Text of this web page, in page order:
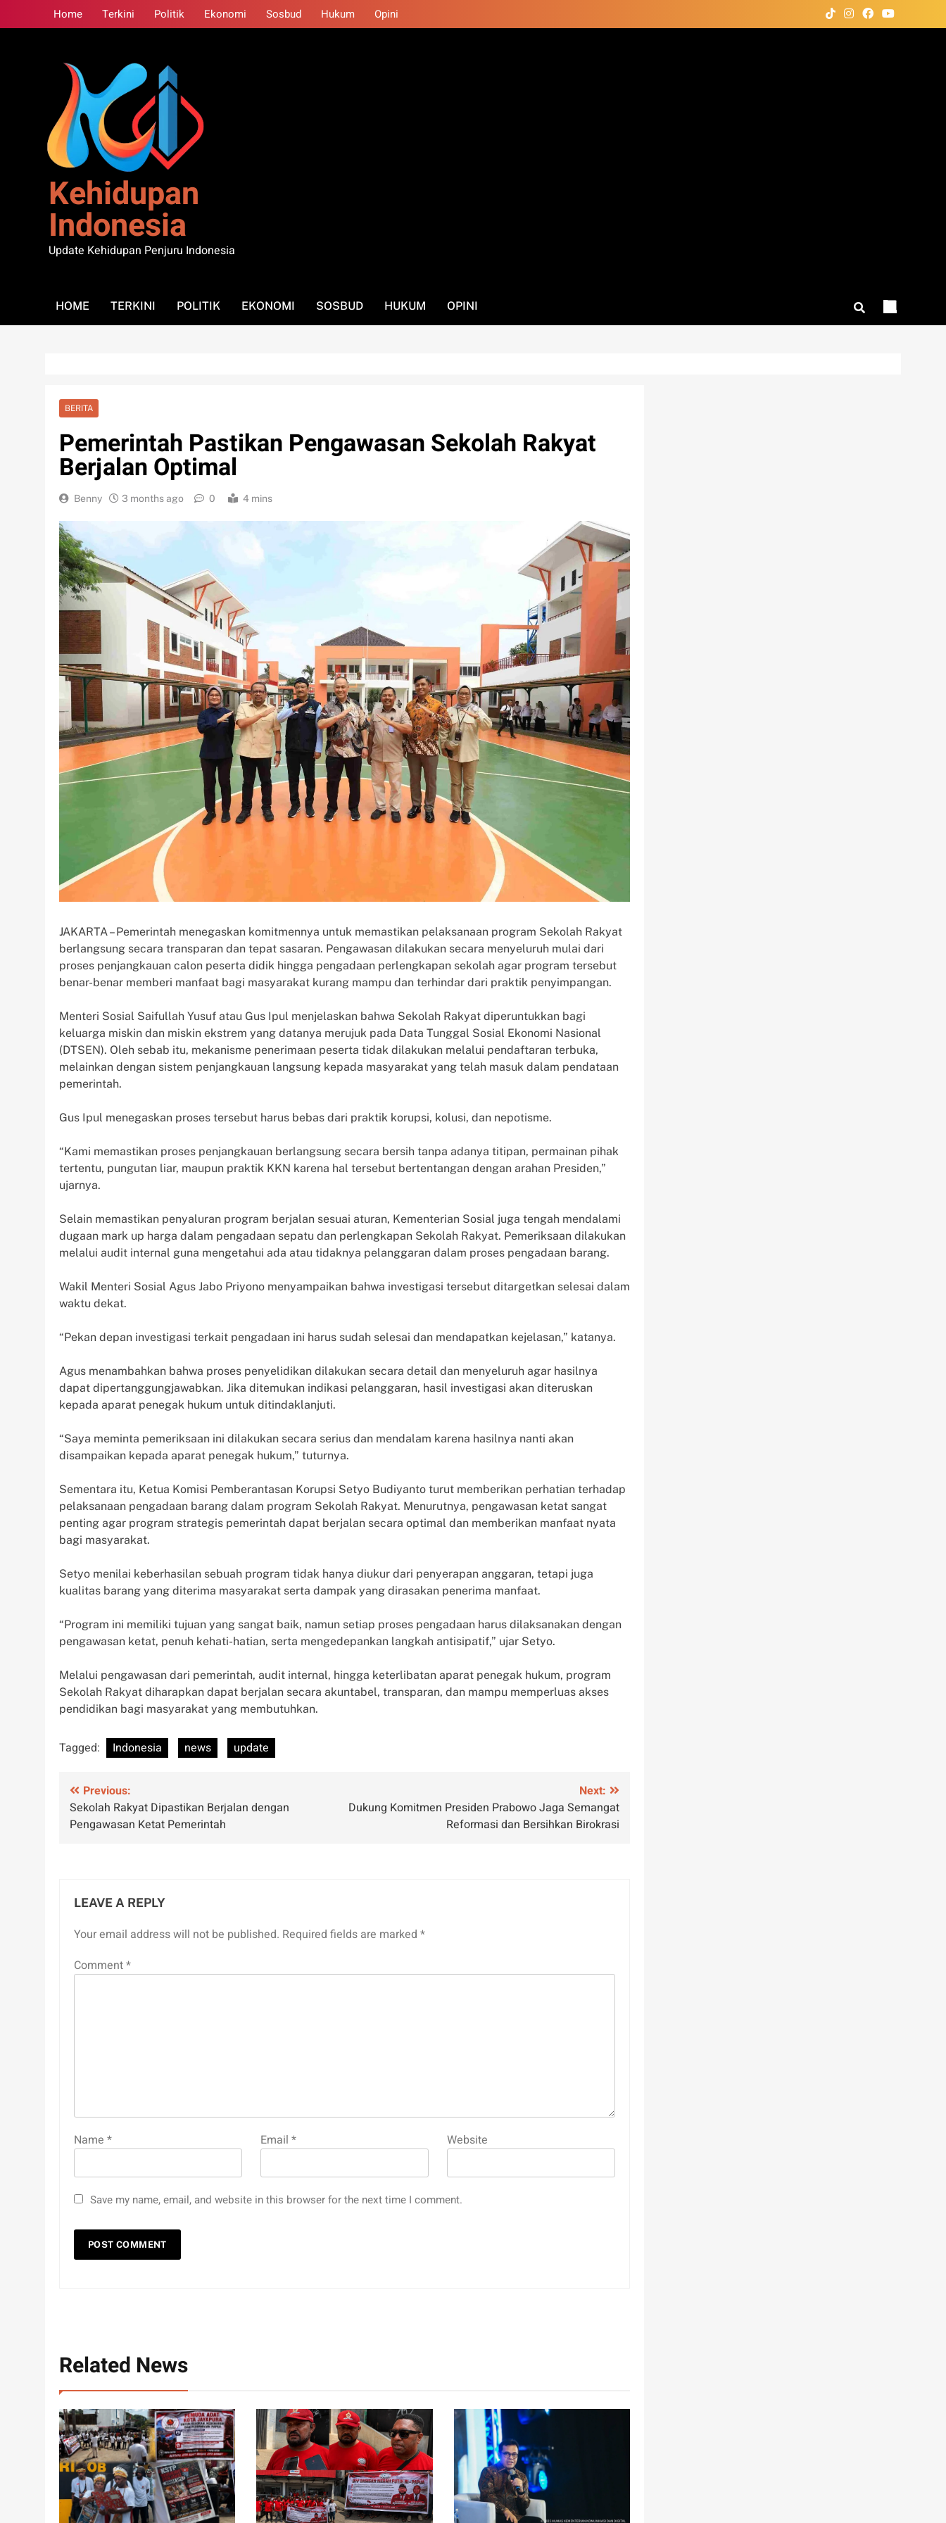
to
Home Terkini Politik Ekonomi Sosbud Hukum Opini
Kehidupan
Indonesia
Update Kehidupan Penjuru Indonesia
HOME TERKINI POLITIK EKONOMI SOSBUD HUKUM OPINI
BERITA
Pemerintah Pastikan Pengawasan Sekolah Rakyat
Berjalan Optimal
Benny 3 months ago 0 4 mins
JAKARTA – Pemerintah menegaskan komitmennya untuk memastikan pelaksanaan program Sekolah Rakyat
berlangsung secara transparan dan tepat sasaran. Pengawasan dilakukan secara menyeluruh mulai dari
proses penjangkauan calon peserta didik hingga pengadaan perlengkapan sekolah agar program tersebut
benar-benar memberi manfaat bagi masyarakat kurang mampu dan terhindar dari praktik penyimpangan.
Menteri Sosial Saifullah Yusuf atau Gus Ipul menjelaskan bahwa Sekolah Rakyat diperuntukkan bagi
keluarga miskin dan miskin ekstrem yang datanya merujuk pada Data Tunggal Sosial Ekonomi Nasional
(DTSEN). Oleh sebab itu, mekanisme penerimaan peserta tidak dilakukan melalui pendaftaran terbuka,
melainkan dengan sistem penjangkauan langsung kepada masyarakat yang telah masuk dalam pendataan
pemerintah.
Gus Ipul menegaskan proses tersebut harus bebas dari praktik korupsi, kolusi, dan nepotisme.
“Kami memastikan proses penjangkauan berlangsung secara bersih tanpa adanya titipan, permainan pihak
tertentu, pungutan liar, maupun praktik KKN karena hal tersebut bertentangan dengan arahan Presiden,”
ujarnya.
Selain memastikan penyaluran program berjalan sesuai aturan, Kementerian Sosial juga tengah mendalami
dugaan mark up harga dalam pengadaan sepatu dan perlengkapan Sekolah Rakyat. Pemeriksaan dilakukan
melalui audit internal guna mengetahui ada atau tidaknya pelanggaran dalam proses pengadaan barang.
Wakil Menteri Sosial Agus Jabo Priyono menyampaikan bahwa investigasi tersebut ditargetkan selesai dalam
waktu dekat.
“Pekan depan investigasi terkait pengadaan ini harus sudah selesai dan mendapatkan kejelasan,” katanya.
Agus menambahkan bahwa proses penyelidikan dilakukan secara detail dan menyeluruh agar hasilnya
dapat dipertanggungjawabkan. Jika ditemukan indikasi pelanggaran, hasil investigasi akan diteruskan
kepada aparat penegak hukum untuk ditindaklanjuti.
“Saya meminta pemeriksaan ini dilakukan secara serius dan mendalam karena hasilnya nanti akan
disampaikan kepada aparat penegak hukum,” tuturnya.
Sementara itu, Ketua Komisi Pemberantasan Korupsi Setyo Budiyanto turut memberikan perhatian terhadap
pelaksanaan pengadaan barang dalam program Sekolah Rakyat. Menurutnya, pengawasan ketat sangat
penting agar program strategis pemerintah dapat berjalan secara optimal dan memberikan manfaat nyata
bagi masyarakat.
Setyo menilai keberhasilan sebuah program tidak hanya diukur dari penyerapan anggaran, tetapi juga
kualitas barang yang diterima masyarakat serta dampak yang dirasakan penerima manfaat.
“Program ini memiliki tujuan yang sangat baik, namun setiap proses pengadaan harus dilaksanakan dengan
pengawasan ketat, penuh kehati-hatian, serta mengedepankan langkah antisipatif,” ujar Setyo.
Melalui pengawasan dari pemerintah, audit internal, hingga keterlibatan aparat penegak hukum, program
Sekolah Rakyat diharapkan dapat berjalan secara akuntabel, transparan, dan mampu memperluas akses
pendidikan bagi masyarakat yang membutuhkan.
Tagged: Indonesia news update
Post
navigation
Previous:
Sekolah Rakyat Dipastikan Berjalan dengan
Pengawasan Ketat Pemerintah
Next:
Dukung Komitmen Presiden Prabowo Jaga Semangat
Reformasi dan Bersihkan Birokrasi
LEAVE A REPLY
Your email address will not be published. Required fields are marked *
Comment*
Name * Email* Website
Save my name, email, and website in this browser for the next time I comment.
Related News